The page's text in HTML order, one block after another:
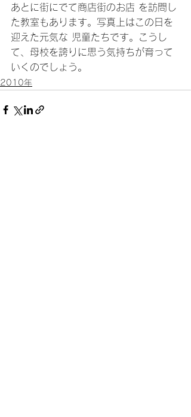
あとに街にでて商店街のお店 を訪問し
た教室もあります。写真上はこの日を
迎えた元気な 児童たちです。こうし
て、母校を誇りに思う気持ちが育って
いくのでしょう。
2010年